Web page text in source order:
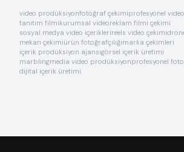
video prodüksiyonfotoğraf çekimiprofesyonel
tanıtım filmikurumsal videoreklam filmi çekimi
sosyal medya video içeriklerireels video çekimi
mekan çekimiürün fotoğrafçılığımarka çekimleri
içerik prodüksiyon ajansıgörsel içerik üretimi
marblingmedia video prodüksiyonprofesyonel
dijital içerik üretimi